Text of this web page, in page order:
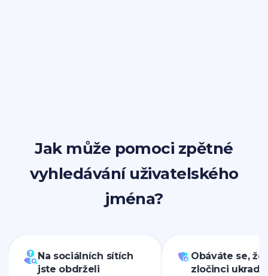
Jak může pomoci zpětné
vyhledávání uživatelského
jména?
Na sociálních sítích
jste obdrželi
Obáváte se, že
zločinci